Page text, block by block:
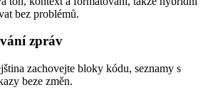
bez problémů.
zpráv
zachovejte bloky kódu, seznamy s
beze změn.